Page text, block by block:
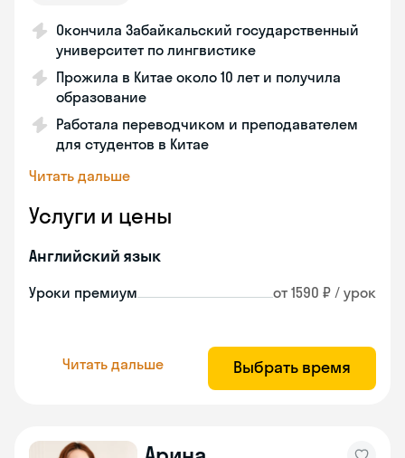
Окончила Забайкальский государственный
университет по лингвистике
Прожила в Китае около 10 лет и получила
образование
Работала переводчиком и преподавателем
для студентов в Китае
Читать дальше
Услуги и цены
Английский язык
Уроки премиум от 1590 ₽ / урок
Читать дальше Выбрать время